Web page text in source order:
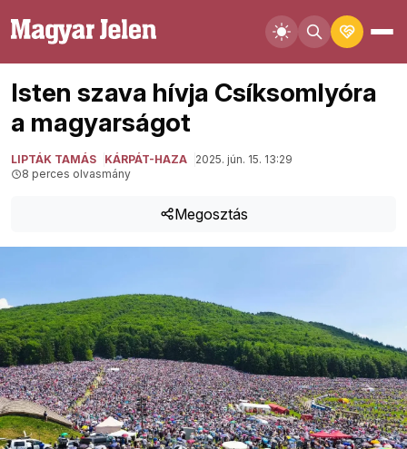
Isten szava hívja Csíksomlyóra
a magyarságot
LIPTÁK TAMÁS KÁRPÁT-HAZA
2025. jún. 15. 13:29
8 perces olvasmány
Megosztás